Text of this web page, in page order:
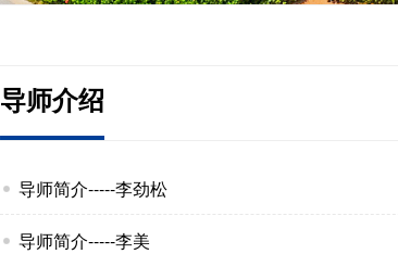
导师介绍
导师简介-----李劲松
导师简介-----李美